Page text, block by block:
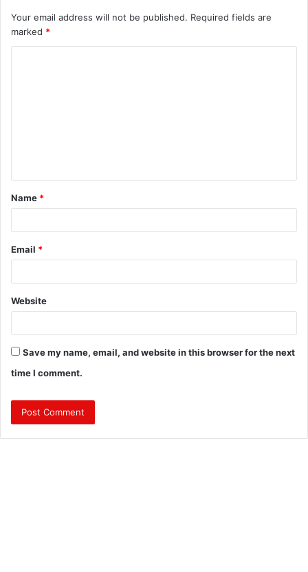
Your email address will not be published. Required fields are
marked *
t
*
Name *
Email *
Website
Save my name, email, and website in this browser for the next
time I comment.